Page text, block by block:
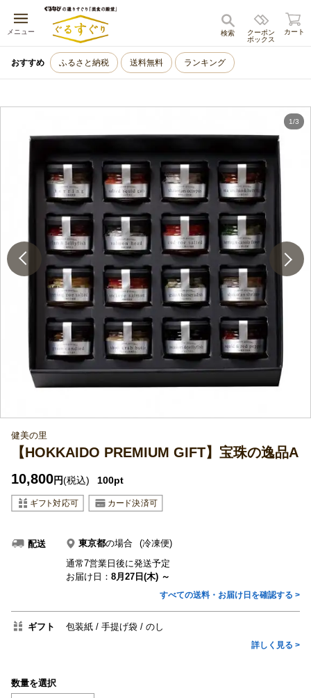
メニュー
キャンセル
クーポン
ボックス
検索 カート
おすすめ ふるさと納税 送料無料 ランキング
1/3
健美の里
【HOKKAIDO PREMIUM GIFT】宝珠の逸品A
10,800円(税込) 100pt
配送 東京都の場合
(冷凍便)
通常7営業日後に発送予定
お届け日： 8月27日(木) ～
すべての送料・お届け日を確認する >
ギフト 包装紙 手提げ袋 のし
詳しく見る >
数量を選択